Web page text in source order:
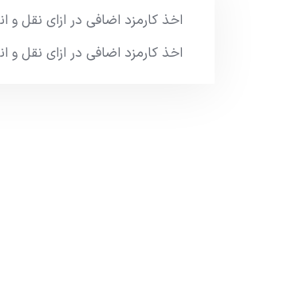
اخذ کارمزد اضافی در ازای نقل و
اخذ کارمزد اضافی در ازای نقل و